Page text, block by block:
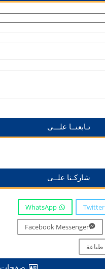
تـابعنــا علـــى
شاركـنا علــى
Twitter
WhatsApp
Facebook Messenger
طباعة